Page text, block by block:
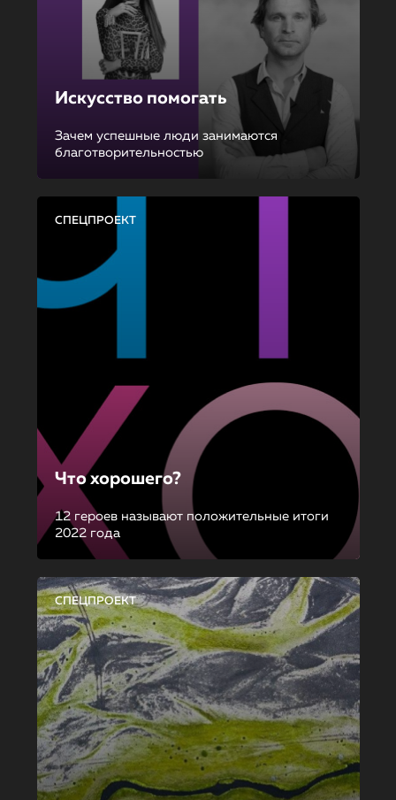
Искусство помогать
Зачем успешные люди занимаются
благотворительностью
СПЕЦПРОЕКТ
Что хорошего?
12 героев называют положительные итоги
2022 года
СПЕЦПРОЕКТ